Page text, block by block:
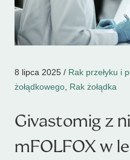
8 lipca 2025 / Rak przełyku i
żołądkowego Rak żołądka
Givastomig z
mFOLFOX w